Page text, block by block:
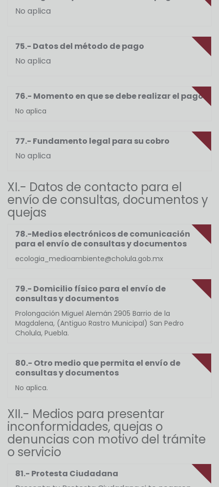
No aplica
75.- Datos del método de pago
No aplica
76.- Momento en que se debe realizar el pago
No aplica
77.- Fundamento legal para su cobro
No aplica
XI.- Datos de contacto para el
envío de consultas, documentos y
quejas
78.-Medios electrónicos de comunicación
para el envío de consultas y documentos
ecologia_medioambiente@cholula.gob.mx
79.- Domicilio físico para el envío de
consultas y documentos
Prolongación Miguel Alemán 2905 Barrio de la
Magdalena, (Antiguo Rastro Municipal) San Pedro
Cholula, Puebla.
80.- Otro medio que permita el envío de
consultas y documentos
No aplica.
XII.- Medios para presentar
inconformidades, quejas o
denuncias con motivo del trámite
o servicio
81.- Protesta Ciudadana